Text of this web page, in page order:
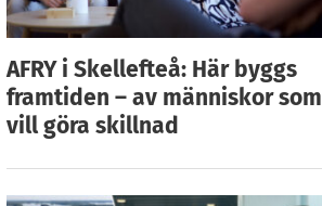
AFRY i Skellefteå: Här byggs
framtiden – av människor som
vill göra skillnad